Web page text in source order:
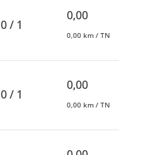
0 / 1
0,00
0,00 km / TN
0 / 1
0,00
0,00 km / TN